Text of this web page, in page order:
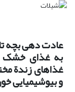
عادت دهی بچه
به غذای خشک
غذاهای زندة
و بیوشیمیایی